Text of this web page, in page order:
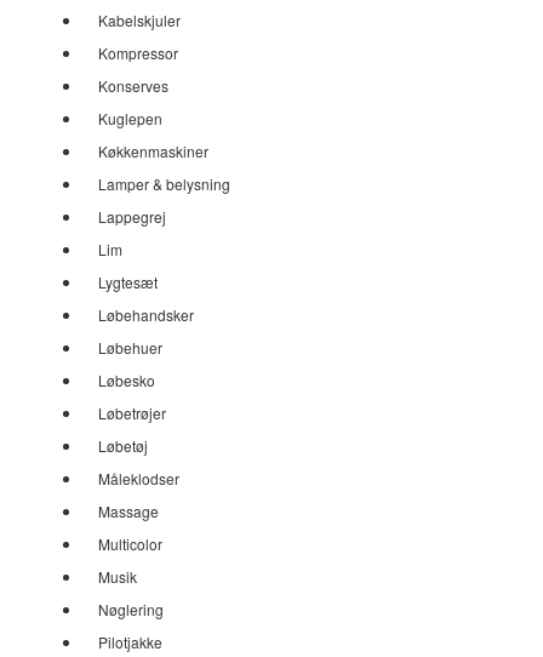
Kabelskjuler
Kompressor
Konserves
Kuglepen
Køkkenmaskiner
Lamper & belysning
Lappegrej
Lim
Lygtesæt
Løbehandsker
Løbehuer
Løbesko
Løbetrøjer
Løbetøj
Måleklodser
Massage
Multicolor
Musik
Nøglering
Pilotjakke